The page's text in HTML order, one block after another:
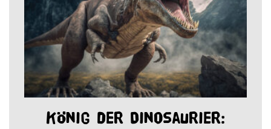
König der Dinosaurier: